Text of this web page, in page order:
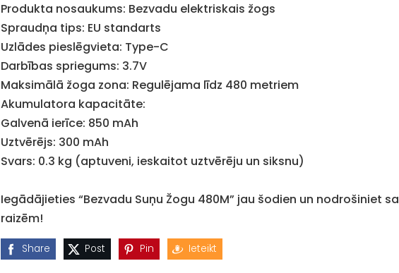
Produkta nosaukums: Bezvadu elektriskais žogs
Spraudņa tips: EU standarts
Uzlādes pieslēgvieta: Type-C
Darbības spriegums: 3.7V
Maksimālā žoga zona: Regulējama līdz 480 metriem
Akumulatora kapacitāte:
Galvenā ierīce: 850 mAh
Uztvērējs: 300 mAh
Svars: 0.3 kg (aptuveni, ieskaitot uztvērēju un siksnu)
Iegādājieties “Bezvadu Suņu Žogu 480M” jau šodien un nodrošiniet
raizēm!
Share Post Pin Ieteikt